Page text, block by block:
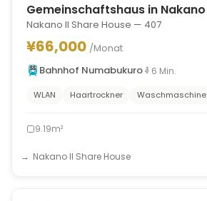
Gemeinschaftshaus in Nakano
Nakano II Share House — 407
¥66,000 /Monat
Bahnhof Numabukuro
6 Min.
WLAN Haartrockner Waschmaschine
9.19m²
Nakano II Share House